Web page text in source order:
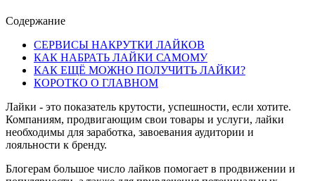
Содержание
СЕРВИСЫ НАКРУТКИ ЛАЙКОВ
КАК НАБРАТЬ ЛАЙКИ САМОМУ
КАК ЕЩЁ МОЖНО ПОЛУЧИТЬ ЛАЙКИ?
КОРОТКО О ГЛАВНОМ
Лайки - это показатель крутости, успешности, если хотите.
Компаниям, продвигающим свои товары и услуги, лайки
необходимы для заработка, завоевания аудитории и
лояльности к бренду.
Блогерам большое число лайков помогает в продвижении и